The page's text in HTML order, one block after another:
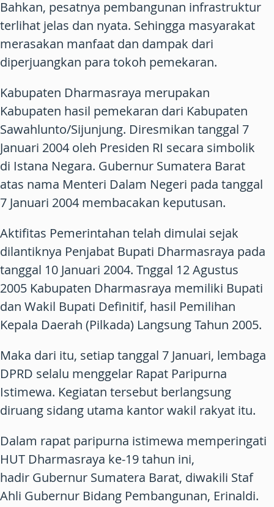
Bahkan, pesatnya pembangunan infrastruktur
terlihat jelas dan nyata. Sehingga masyarakat
merasakan manfaat dan dampak dari
diperjuangkan para tokoh pemekaran.
Kabupaten Dharmasraya merupakan
Kabupaten hasil pemekaran dari Kabupaten
Sawahlunto/Sijunjung. Diresmikan tanggal 7
Januari 2004 oleh Presiden RI secara simbolik
di Istana Negara. Gubernur Sumatera Barat
atas nama Menteri Dalam Negeri pada tanggal
7 Januari 2004 membacakan keputusan.
Aktifitas Pemerintahan telah dimulai sejak
dilantiknya Penjabat Bupati Dharmasraya pada
tanggal 10 Januari 2004. Tnggal 12 Agustus
2005 Kabupaten Dharmasraya memiliki Bupati
dan Wakil Bupati Definitif, hasil Pemilihan
Kepala Daerah (Pilkada) Langsung Tahun 2005.
Maka dari itu, setiap tanggal 7 Januari, lembaga
DPRD selalu menggelar Rapat Paripurna
Istimewa. Kegiatan tersebut berlangsung
diruang sidang utama kantor wakil rakyat itu.
Dalam rapat paripurna istimewa memperingati
HUT Dharmasraya ke-19 tahun ini,
hadir Gubernur Sumatera Barat, diwakili Staf
Ahli Gubernur Bidang Pembangunan, Erinaldi.